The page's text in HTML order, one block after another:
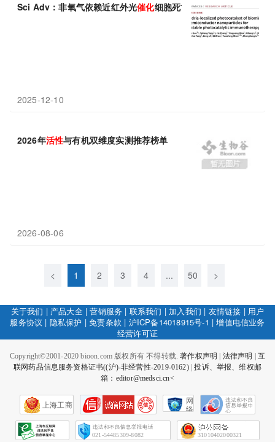
Sci Adv：非氧气依赖近红外光催化细胞死亡及肿瘤治疗
2025-12-10
2026年活性与有机双维度实测推荐榜单
2026-08-06
< 1 2 3 4 ... 50 >
关于我们 | 产品大全|营销服务 | 联系我们 | 加入我们 | 友情链接 | 用户
服务协议 | 隐私保护 |免责条款 | 沪ICP备14018915号-1 |增值电信业务
经营许可证
Copyright©2001-2020 bioon.com 版权所有 不得转载.著作权声明 法律声明
互
联网药品信息服务资格证书((沪)-非经营性-2019-0162)|投诉、举报、维权邮
箱：editor@medsci.cn<
上海工商
网
络
会
征
021-54485309-8082 31010402000321